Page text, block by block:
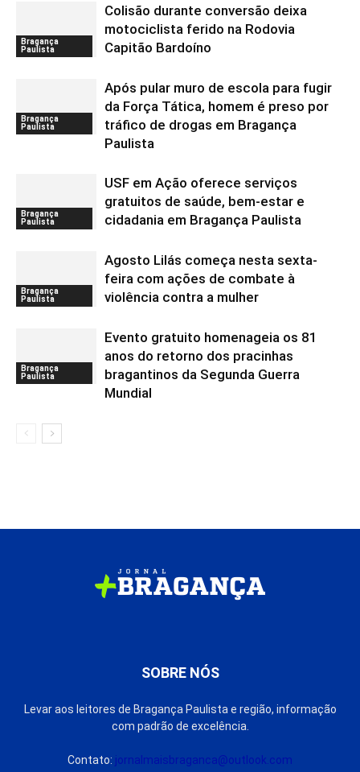
Bragança
Paulista
Colisão durante conversão deixa
motociclista ferido na Rodovia
Capitão Bardoíno
Bragança
Paulista
Após pular muro de escola para fugir
da Força Tática, homem é preso por
tráfico de drogas em Bragança
Paulista
Bragança
Paulista
USF em Ação oferece serviços
gratuitos de saúde, bem-estar e
cidadania em Bragança Paulista
Bragança
Paulista
Agosto Lilás começa nesta sexta-
feira com ações de combate à
violência contra a mulher
Bragança
Paulista
Evento gratuito homenageia os 81
anos do retorno dos pracinhas
bragantinos da Segunda Guerra
Mundial
SOBRE NÓS
Levar aos leitores de Bragança Paulista e região, informação
com padrão de excelência.
Contato: jornalmaisbraganca@outlook.com